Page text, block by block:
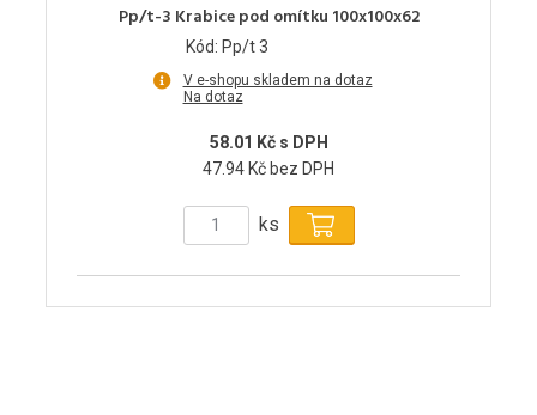
Pp/t-3 Krabice pod omítku 100x100x62
Kód: Pp/t 3
V e-shopu skladem na dotaz
Na dotaz
58.01 Kč s DPH
47.94 Kč bez DPH
ks